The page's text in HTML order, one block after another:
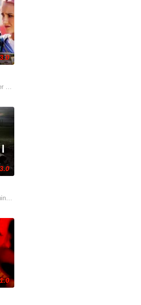
出封闭的单身生活。在如此迅速的成长
持……该剧改编自诺贝尔文学奖得主加西亚·马
3.0
and Jason (Rafe Spall) dea
她无意中继承了神秘外祖父在加拿大的一座岛
3.0
科恩·霍洛维,Liam,Coleman
1.0